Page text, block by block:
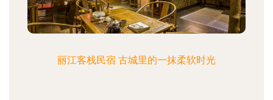
丽江客栈民宿 古城里的一抹柔软时光